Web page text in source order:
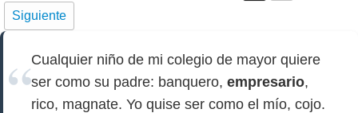
Siguiente
Cualquier niño de mi colegio de mayor quiere
ser como su padre: banquero, empresario,
rico, magnate. Yo quise ser como el mío, cojo.